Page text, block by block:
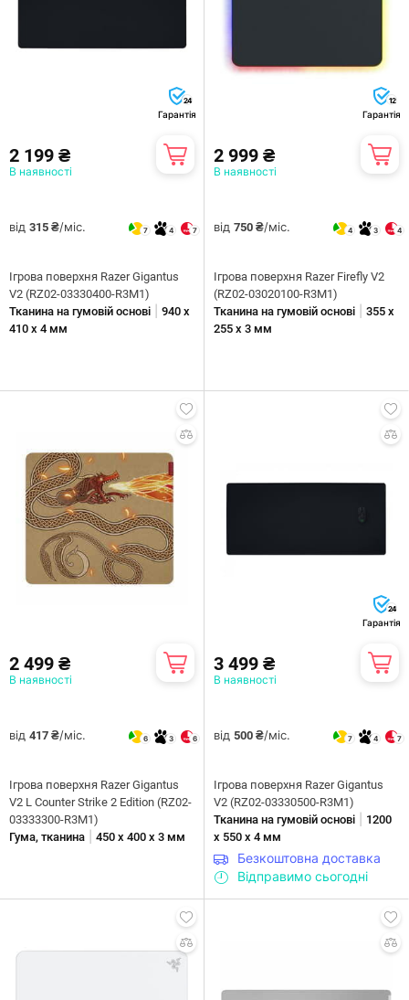
24
Гарантія
2 199 ₴
В наявності
від 315 ₴/міс. 7 4 7
Ігрова поверхня Razer Gigantus
V2 (RZ02-03330400-R3M1)
Тканина на гумовій основі
940 х
410 х 4 мм
12
Гарантія
2 999 ₴
В наявності
від 750 ₴/міс. 4 3 4
Ігрова поверхня Razer Firefly V2
(RZ02-03020100-R3M1)
Тканина на гумовій основі
355 x
255 x 3 мм
2 499 ₴
В наявності
від 417 ₴/міс. 6 3 6
Ігрова поверхня Razer Gigantus
V2 L Counter Strike 2 Edition (RZ02-
03333300-R3M1)
Гума, тканина
450 x 400 х 3 мм
24
Гарантія
3 499 ₴
В наявності
від 500 ₴/міс. 7 4 7
Ігрова поверхня Razer Gigantus
V2 (RZ02-03330500-R3M1)
Тканина на гумовій основі
1200
х 550 х 4 мм
Безкоштовна доставка
Відправимо сьогодні